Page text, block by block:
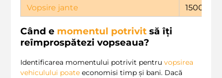
Vopsire jante
1500
Când e momentul potrivit să îți
reîmprospătezi vopseaua?
Identificarea momentului potrivit pentru vopsirea
vehiculului poate economisi timp și bani. Dacă